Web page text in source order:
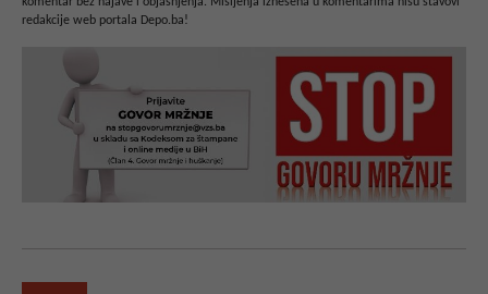
redakcije web portala Depo.ba!